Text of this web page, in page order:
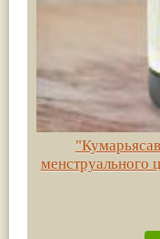
менструального